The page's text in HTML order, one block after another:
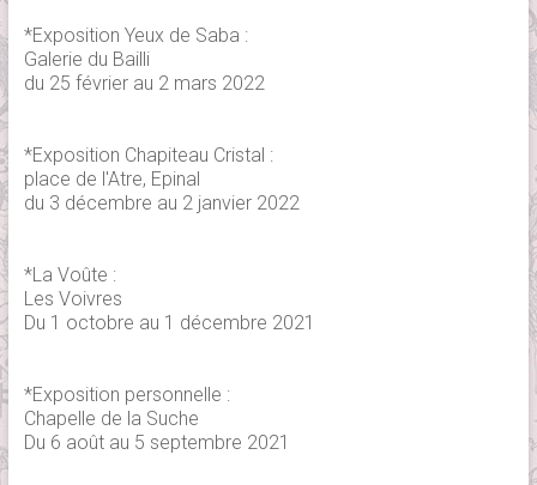
*Exposition Yeux de Saba :
Galerie du Bailli
du 25 février au 2 mars 2022
*Exposition Chapiteau Cristal :
place de l'Atre, Epinal
du 3 décembre au 2 janvier 2022
*La Voûte :
Les Voivres
Du 1 octobre au 1 décembre 2021
*Exposition personnelle :
Chapelle de la Suche
Du 6 août au 5 septembre 2021